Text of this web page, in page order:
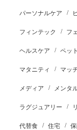
パーソナルケア
フィンテック フ
ヘルスケア ペット
マタニティ マッ
メディア メンタ
ラグジュアリー
代替食 住宅